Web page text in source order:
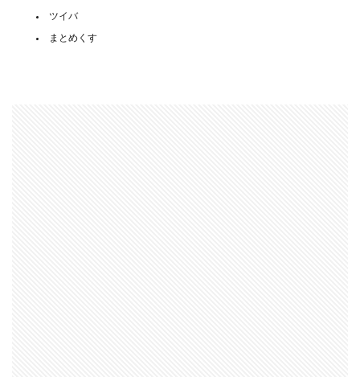
ツイバ
まとめくす